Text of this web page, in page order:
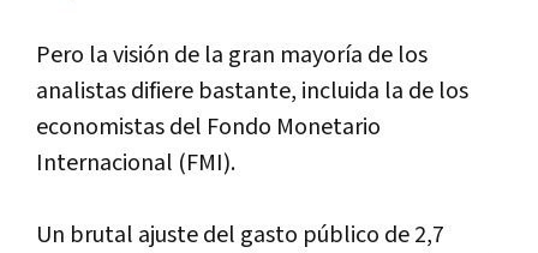
Pero la visión de la gran mayoría de los
analistas difiere bastante, incluida la de los
economistas del Fondo Monetario
Internacional (FMI).
Un brutal ajuste del gasto público de 2,7